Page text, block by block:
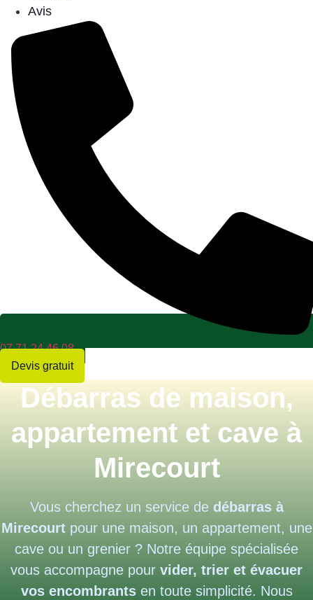
Avis
07 71 24 46 08
Devis gratuit
Débarras de maison,
appartement et cave à
Mirecourt
Vous cherchez un service de débarras à
Mirecourtpour une maison, un appartement, une
cave ou un grenier ? Notre équipe spécialisée
vous accompagne pour vider, trier et évacuer
vos encombrantsen toute simplicité. Nous